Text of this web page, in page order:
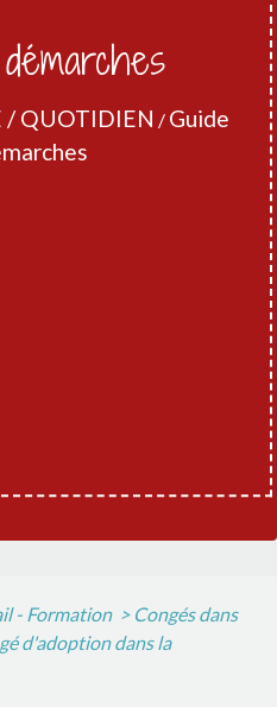
/ QUOTIDIEN / Guide
- Formation > Congés dans
d'adoption dans la